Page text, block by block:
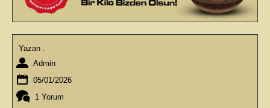
Yazan .
Admin
05/01/2026
1 Yorum